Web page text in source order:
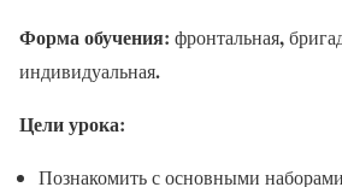
Форма обучения: фронтальная,
индивидуальная.
Цели урока:
Познакомить с основными